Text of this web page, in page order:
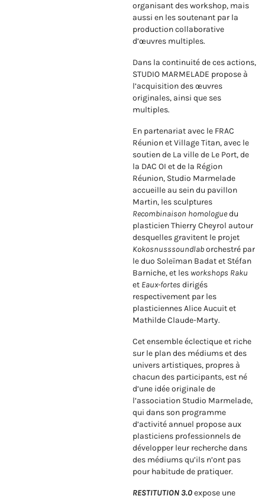
organisant des workshop, mais
aussi en les soutenant par la
production collaborative
d’œuvres multiples.
Dans la continuité de ces actions,
STUDIO MARMELADE propose à
l’acquisition des œuvres
originales, ainsi que ses
multiples.
En partenariat avec le FRAC
Réunion et Village Titan, avec le
soutien de La ville de Le Port, de
la DAC OI et de la Région
Réunion, Studio Marmelade
accueille au sein du pavillon
Martin, les sculptures
Recombinaison homologuedu
plasticien Thierry Cheyrol autour
desquelles gravitent le projet
Kokosnusssoundlaborchestré par
le duo Soleïman Badat et Stéfan
Barniche, et les workshops Raku
et Eaux-fortes dirigés
respectivement par les
plasticiennes Alice Aucuit et
Mathilde Claude-Marty.
Cet ensemble éclectique et riche
sur le plan des médiums et des
univers artistiques, propres à
chacun des participants, est né
d’une idée originale de
l’association Studio Marmelade,
qui dans son programme
d’activité annuel propose aux
plasticiens professionnels de
développer leur recherche dans
des médiums qu’ils n’ont pas
pour habitude de pratiquer.
RESTITUTION 3.0expose une